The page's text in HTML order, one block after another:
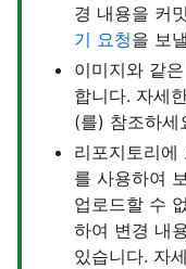
경 내용을 커
기 요청을 보
이미지와 같
합니다. 자세
(를) 참조하세
리포지토리
를 사용하여
업로드할 수
하여 변경 내
있습니다. 자